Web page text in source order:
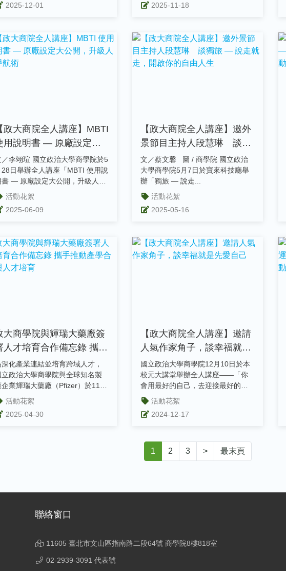
2025-12-01
2025-11-18
【政大商院全人講座】MBTI
用說明書 — 原廠設定大
開，升級人際導航術
瑄 國立政治大學商學院於5
28日舉辦全人講座「MBTI 使用說
書 — 原廠設定大公開，升級人際
航...
活動花絮
2025-06-09
【政大商院全人講座】邀外
景節目主持人段慧琳 談獨
旅 — 說走就走，開啟你的
自由人生
文／蔡文馨 圖 / 商學院 國立政治
大學商學院5月7日於寶來科技廳舉
辦「獨旅 — 說走...
活動花絮
2025-05-16
大商學院與輝瑞大藥廠簽
人才培育合作備忘錄 攜手
動產學合作與人才培育
深化產業連結並培育跨域人才，
立政治大學商學院與全球知名製
企業輝瑞大藥廠（Pfizer）於114
4月30日簽署人才培育合作...
活動花絮
2025-04-30
【政大商院全人講座】邀請
人氣作家角子，談幸福就是
先愛自己
國立政治大學商學院12月10日於本
校元大講堂舉辦全人講座——「你
會用最好的自己，去迎接最好的幸
福」，邀請...
活動花絮
2024-12-17
1 2 3 > 最末頁
聯絡窗口
11605 臺北市文山區指南路二段64號 商學院8樓818室
02-2939-3091 代表號